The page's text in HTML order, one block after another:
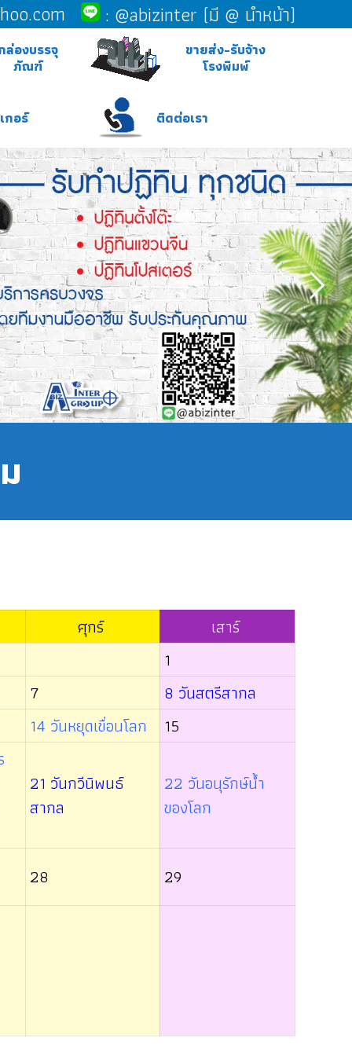
: @abizinter (มี @ นำหน้า)
ล่องบรรจุ
ภัณฑ์
ขายส่ง-รับจ้าง
โรงพิมพ์
กอร์ ติดต่อเรา
ศุกร์
เสาร์
1
7
8 วันสตรีสากล
14 วันหยุดเขื่อนโลก 15
21 วันกวีนิพนธ์
สากล
22 วันอนุรักษ์น้ำ
ของโลก
28 29
กล่องบรรจุ
ภัณฑ์
ขายส่ง-
รับจ้างโรง
พิมพ์